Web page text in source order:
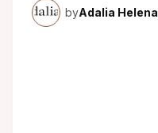
byAdalia Helena